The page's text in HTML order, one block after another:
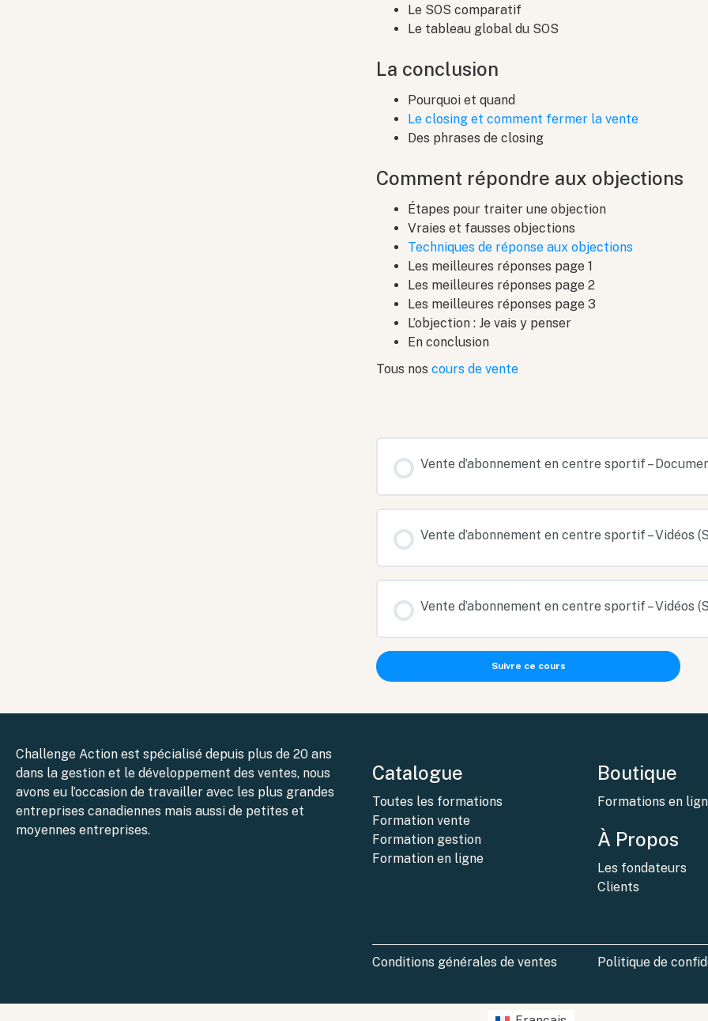
Le SOS comparatif
Le tableau global du SOS
La conclusion
Pourquoi et quand
Le closing et comment fermer la vente
Des phrases de closing
Comment répondre aux objections
Étapes pour traiter une objection
Vraies et fausses objections
Techniques de réponse aux objections
Les meilleures réponses page 1
Les meilleures réponses page 2
Les meilleures réponses page 3
L’objection : Je vais y penser
En conclusion
Tous noscours de vente
Vente d’abonnement en centre sportif –
Vente d’abonnement en centre sportif – Vidéos
Vente d’abonnement en centre sportif – Vidéos
Suivre ce cours
Challenge Action est spécialisé depuis plus de 20 ans
dans la gestion et le développement des ventes, nous
avons eu l’occasion de travailler avec les plus grandes
entreprises canadiennes mais aussi de petites et
moyennes entreprises.
Catalogue
Toutes les formations
Formation vente
Formation gestion
Formation en ligne
Boutique
Formations en
À Propos
Les fondateurs
Clients
Conditions générales de ventes Politique de